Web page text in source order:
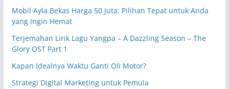
Mobil Ayla Bekas Harga 50 Juta: Pilihan Tepat untuk Anda
yang Ingin Hemat
Terjemahan Lirik Lagu Yangpa – A Dazzling Season – The
Glory OST Part 1
Kapan Idealnya Waktu Ganti Oli Motor?
Strategi Digital Marketing untuk Pemula